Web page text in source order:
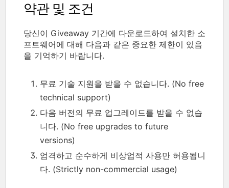
약관 및 조건
당신이 Giveaway 기간에 다운로드하여 설치한 소
프트웨어에 대해 다음과 같은 중요한 제한이 있음
을 기억하기 바랍니다.
무료 기술 지원을 받을 수 없습니다. (No free
technical support)
다음 버전의 무료 업그레이드를 받을 수 없습
니다. (No free upgrades to future
versions)
엄격하고 순수하게 비상업적 사용만 허용됩니
다. (Strictly non-commercial usage)